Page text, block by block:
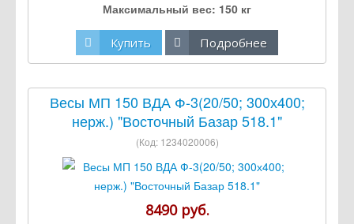
Максимальный вес: 150 кг
Купить Подробнее
Весы МП 150 ВДА Ф-3(20/50; 300х400;
нерж.) "Восточный Базар 518.1"
(Код: 1234020006)
8490 руб.